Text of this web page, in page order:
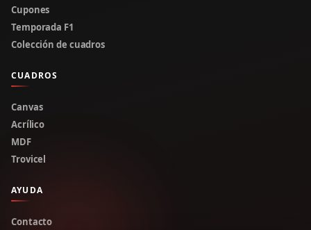
Cupones
Temporada F1
Colección de cuadros
CUADROS
Canvas
Acrílico
MDF
Trovicel
AYUDA
Contacto